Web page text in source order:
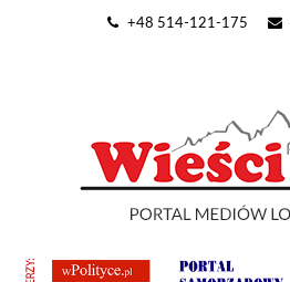
+48 514-121-175